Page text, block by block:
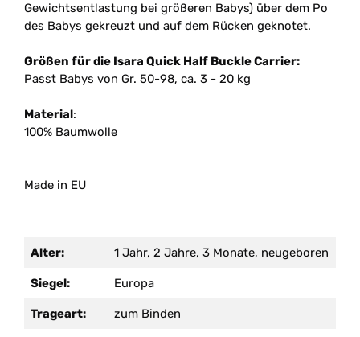
Gewichtsentlastung bei größeren Babys) über dem Po
des Babys gekreuzt und auf dem Rücken geknotet.
Größen für die Isara Quick Half Buckle Carrier:
Passt Babys von Gr. 50-98, ca. 3 - 20 kg
Material:
100% Baumwolle
Made in EU
Alter: 1 Jahr, 2 Jahre, 3 Monate, neugeboren
Siegel: Europa
Trageart: zum Binden